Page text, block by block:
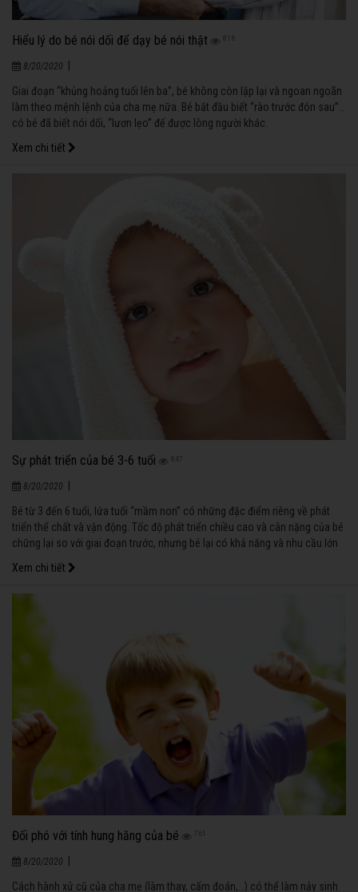
Hiểu lý do bé nói dối để dạy bé nói thật 816
8/20/2020
Giai đoạn “khủng hoảng tuổi lên ba”, bé không còn lặp lại và ngoan ngoãn
làm theo mệnh lệnh của cha mẹ nữa. Bé bắt đầu biết “rào trước đón sau”…
có bé đã biết nói dối, “lươn lẹo” để được lòng người khác.
Xem chi tiết
Sự phát triển của bé 3-6 tuổi 847
8/20/2020
Bé từ 3 đến 6 tuổi, lứa tuổi “mầm non” có những đặc điểm riêng về phát
triển thể chất và vận động. Tốc độ phát triển chiều cao và cân nặng của bé
chững lại so với giai đoạn trước, nhưng bé lại có khả năng và nhu cầu lớn
để tìm hiểu và nâng cao kiến thức về cuộc sống xung quanh.
Xem chi tiết
Đối phó với tính hung hăng của bé 761
8/20/2020
Cách hành xử cũ của cha mẹ (làm thay, cấm đoán,…) có thể làm nảy sinh